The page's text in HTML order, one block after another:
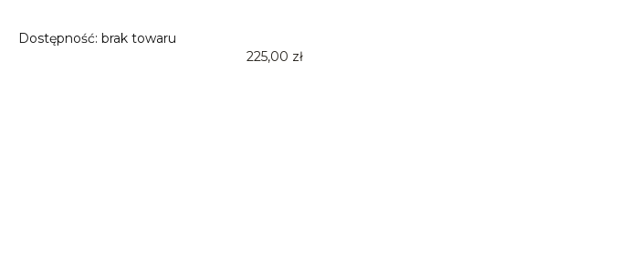
Dostępność: brak towaru
225,00 zł